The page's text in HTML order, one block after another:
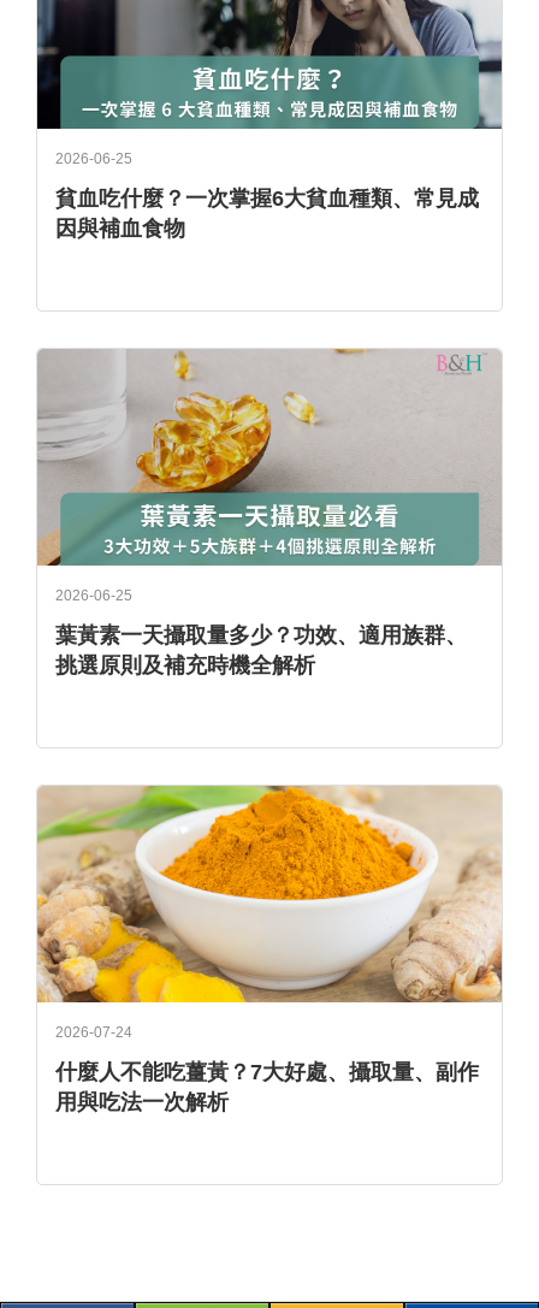
2026-06-25
貧血吃什麼？一次掌握6大貧血種類、常見成
因與補血食物
2026-06-25
葉黃素一天攝取量多少？功效、適用族群、
挑選原則及補充時機全解析
2026-07-24
什麼人不能吃薑黃？7大好處、攝取量、副作
用與吃法一次解析